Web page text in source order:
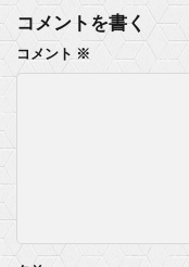
コメントを書く
コメント ※